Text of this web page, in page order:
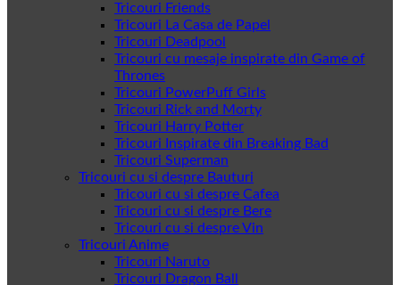
Tricouri Friends
Tricouri La Casa de Papel
Tricouri Deadpool
Tricouri cu mesaje inspirate din Game of
Thrones
Tricouri PowerPuff Girls
Tricouri Rick and Morty
Tricouri Harry Potter
Tricouri Inspirate din Breaking Bad
Tricouri Superman
Tricouri cu si despre Bauturi
Tricouri cu si despre Cafea
Tricouri cu si despre Bere
Tricouri cu si despre Vin
Tricouri Anime
Tricouri Naruto
Tricouri Dragon Ball